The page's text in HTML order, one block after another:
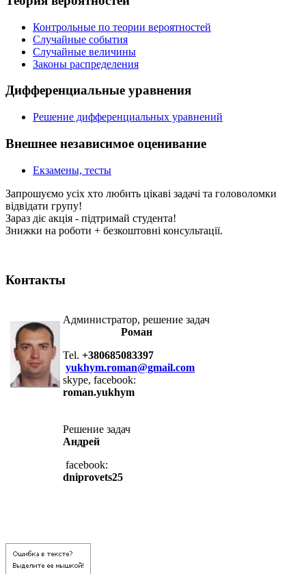
Контрольные по теории вероятностей
Случайные события
Случайные величины
Законы распределения
Дифференциальные уравнения
Решение дифференциальных уравнений
Внешнее независимое оценивание
Екзамены, тесты
Запрошуємо усіх хто любить цікаві задачі та головоломки
відвідати групу!
Зараз діє акція - підтримай студента!
Знижки на роботи + безкоштовні консультації.
Контакты
Администратор, решение задач
Роман
Tel. +380685083397
yukhym.roman@gmail.com
skype, facebook:
roman.yukhym
Решение задач
Андрей
facebook:
dniprovets25